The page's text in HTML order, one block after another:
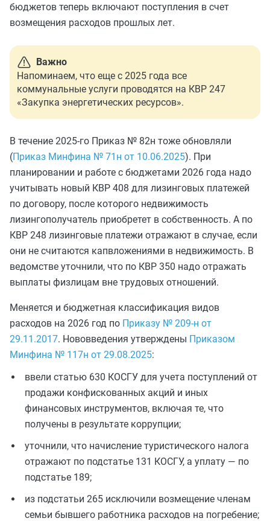
бюджетов теперь включают поступления в счет
возмещения расходов прошлых лет.
Важно
Напоминаем, что еще с 2025 года все
коммунальные услуги проводятся на КВР 247
«Закупка энергетических ресурсов».
В течение 2025-го Приказ № 82н тоже обновляли
(Приказ Минфина № 71н от 10.06.2025). При
планировании и работе с бюджетами 2026 года надо
учитывать новый КВР 408 для лизинговых платежей
по договору, после которого недвижимость
лизингополучатель приобретет в собственность. А по
КВР 248 лизинговые платежи отражают в случае, если
они не считаются капвложениями в недвижимость. В
ведомстве уточнили, что по КВР 350 надо отражать
выплаты физлицам вне трудовых отношений.
Меняется и бюджетная классификация видов
расходов на 2026 год по Приказу № 209-н от
29.11.2017. Нововведения утверждены Приказом
Минфина № 117н от 29.08.2025:
ввели статью 630 КОСГУ для учета поступлений от
продажи конфискованных акций и иных
финансовых инструментов, включая те, что
получены в результате коррупции;
уточнили, что начисление туристического налога
отражают по подстатье 131 КОСГУ, а уплату — по
подстатье 189;
из подстатьи 265 исключили возмещение членам
семьи бывшего работника расходов на погребение;